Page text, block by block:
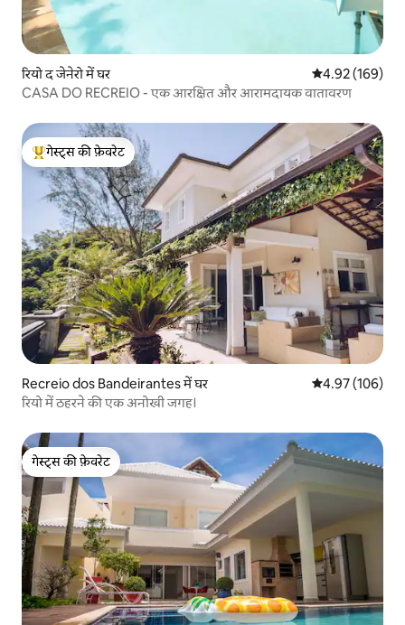
रियो द जेनेरो में घर औसत रेटिंग 5 में से
4.92 (169)
CASA DO RECREIO - एक आरक्षित और आरामदायक वातावरण
गेस्ट्स का टॉप फ़ेवरेट
गेस्ट्स की फ़ेवरेट
Recreio dos Bandeirantes में घर औसत रेटिंग 5 में से
4.97 (106)
रियो में ठहरने की एक अनोखी जगह।
गेस्ट्स की फ़ेवरेट
गेस्ट्स की फ़ेवरेट